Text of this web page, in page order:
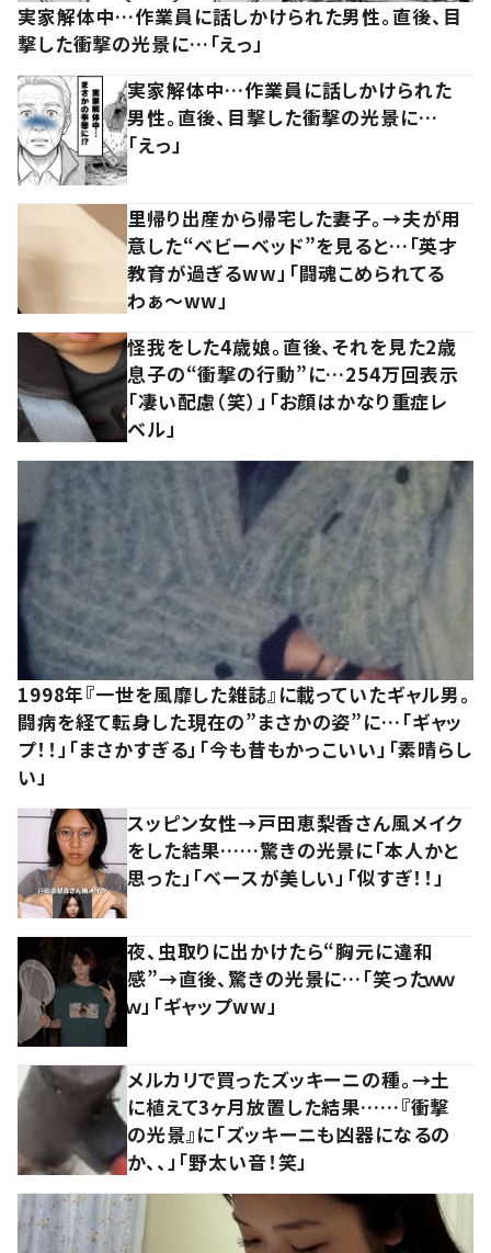
実家解体中…作業員に話しかけられた男性。直後、目
撃した衝撃の光景に…「えっ」
実家解体中…作業員に話しかけられた
男性。直後、目撃した衝撃の光景に…
「えっ」
里帰り出産から帰宅した妻子。→夫が用
意した“ベビーベッド”を見ると…「英才
教育が過ぎるww」「闘魂こめられてる
わぁ～ww」
怪我をした4歳娘。直後、それを見た2歳
息子の“衝撃の行動”に…254万回表示
「凄い配慮（笑）」「お顔はかなり重症レ
ベル」
1998年『一世を風靡した雑誌』に載っていたギャル男。
闘病を経て転身した現在の”まさかの姿”に…「ギャッ
プ！！」「まさかすぎる」「今も昔もかっこいい」「素晴らし
い」
スッピン女性→戸田恵梨香さん風メイク
をした結果……驚きの光景に「本人かと
思った」「ベースが美しい」「似すぎ！！」
夜、虫取りに出かけたら“胸元に違和
感”→直後、驚きの光景に…「笑ったｗｗ
ｗ」「ギャップww」
メルカリで買ったズッキーニの種。→土
に植えて3ヶ月放置した結果……『衝撃
の光景』に「ズッキーニも凶器になるの
か、、」「野太い音！笑」